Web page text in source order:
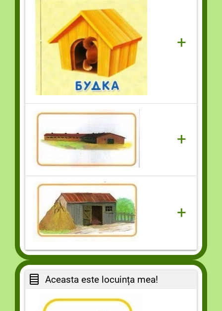
+
t...
+
+
Aceasta este locuința mea!